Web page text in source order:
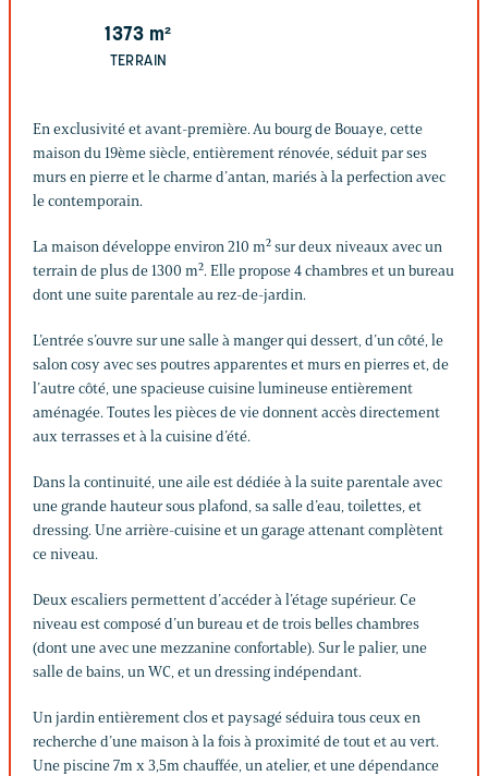
1373 m²
TERRAIN
En exclusivité et avant-première. Au bourg de Bouaye, cette
maison du 19ème siècle, entièrement rénovée, séduit par ses
murs en pierre et le charme d’antan, mariés à la perfection avec
le contemporain.
La maison développe environ 210 m² sur deux niveaux avec un
terrain de plus de 1300 m². Elle propose 4 chambres et un bureau
dont une suite parentale au rez-de-jardin.
L’entrée s’ouvre sur une salle à manger qui dessert, d’un côté, le
salon cosy avec ses poutres apparentes et murs en pierres et, de
l’autre côté, une spacieuse cuisine lumineuse entièrement
aménagée. Toutes les pièces de vie donnent accès directement
aux terrasses et à la cuisine d’été.
Dans la continuité, une aile est dédiée à la suite parentale avec
une grande hauteur sous plafond, sa salle d’eau, toilettes, et
dressing. Une arrière-cuisine et un garage attenant complètent
ce niveau.
Deux escaliers permettent d’accéder à l’étage supérieur. Ce
niveau est composé d’un bureau et de trois belles chambres
(dont une avec une mezzanine confortable). Sur le palier, une
salle de bains, un WC, et un dressing indépendant.
Un jardin entièrement clos et paysagé séduira tous ceux en
recherche d’une maison à la fois à proximité de tout et au vert.
Une piscine 7m x 3,5m chauffée, un atelier, et une dépendance